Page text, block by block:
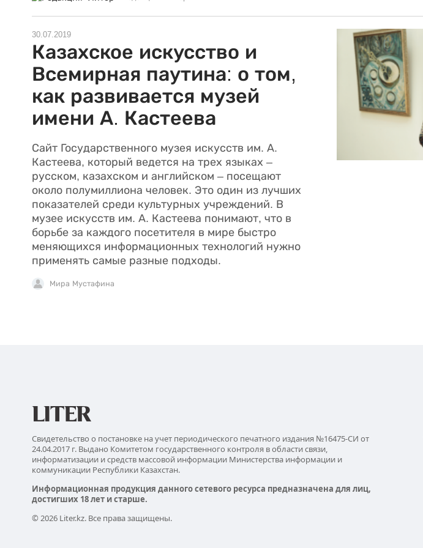
30.07.2019
Казахское искусство и
Всемирная паутина: о том,
как развивается музей
имени А. Кастеева
Сайт Государственного музея искусств им. А.
Кастеева, который ведется на трех языках –
русском, казахском и английском – посещают
около полумиллиона человек. Это один из лучших
показателей среди культурных учреждений. В
музее искусств им. А. Кастеева понимают, что в
борьбе за каждого посетителя в мире быстро
меняющихся информационных технологий нужно
применять самые разные подходы.
Мира Мустафина
Свидетельство о постановке на учет периодического печатного издания №16475-СИ от
24.04.2017 г. Выдано Комитетом государственного контроля в области связи,
информатизации и средств массовой информации Министерства информации и
коммуникации Республики Казахстан.
Информационная продукция данного сетевого ресурса предназначена для лиц,
достигших 18 лет и старше.
© 2026 Liter.kz. Все права защищены.